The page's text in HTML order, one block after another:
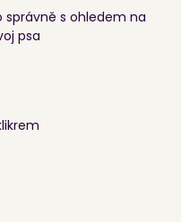
s ohledem na
psa